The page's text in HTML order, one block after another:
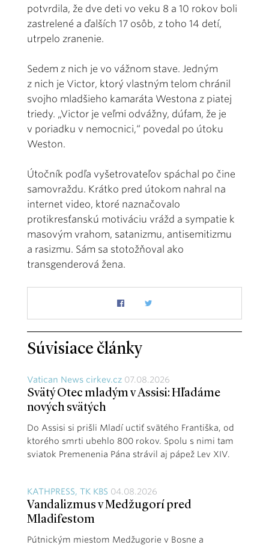
potvrdila, že dve deti vo veku 8 a 10 rokov boli
zastrelené a ďalších 17 osôb, z toho 14 detí,
utrpelo zranenie.
Sedem z nich je vo vážnom stave. Jedným
z nich je Victor, ktorý vlastným telom chránil
svojho mladšieho kamaráta Westona z piatej
triedy. „Victor je veľmi odvážny, dúfam, že je
v poriadku v nemocnici,“ povedal po útoku
Weston.
Útočník podľa vyšetrovateľov spáchal po čine
samovraždu. Krátko pred útokom nahral na
internet video, ktoré naznačovalo
protikresťanskú motiváciu vrážd a sympatie k
masovým vrahom, satanizmu, antisemitizmu
a rasizmu. Sám sa stotožňoval ako
transgenderová žena.
Súvisiace články
Vatican News cirkev.cz 07.08.2026
Svätý Otec mladým v Assisi: Hľadáme
nových svätých
Do Assisi si prišli Mladí uctiť svätého Františka, od
ktorého smrti ubehlo 800 rokov. Spolu s nimi tam
sviatok Premenenia Pána strávil aj pápež Lev XIV.
KATHPRESS, TK KBS 04.08.2026
Vandalizmus v Medžugorí pred
Mladifestom
Pútnickým miestom Medžugorie v Bosne a